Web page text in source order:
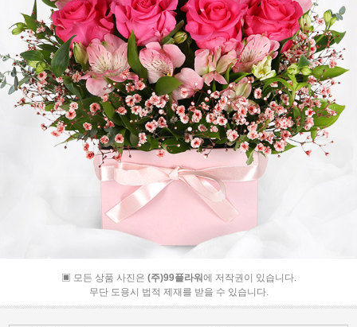
▣ 모든 상품 사진은 (주)99플라워에 저작권이 있습니다.
무단 도용시 법적 제재를 받을 수 있습니다.